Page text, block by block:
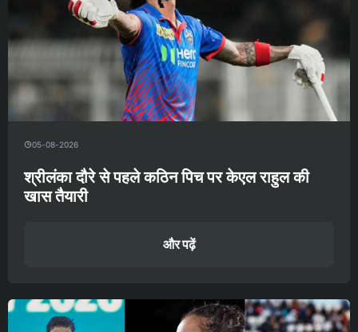
05-08-2026
श्रीलंका दौरे से पहले कठिन पिच पर केएल राहुल की
खास तैयारी
और पढ़ें